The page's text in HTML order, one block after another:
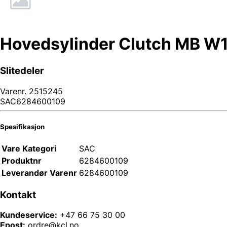
Hovedsylinder Clutch MB
Slitedeler
Varenr. 2515245
SAC6284600109
Spesifikasjon
Vare Kategori
SAC
Produktnr
6284600109
Leverandør Varenr 6284600109
Kontakt
Kundeservice: +47 66 75 30 00